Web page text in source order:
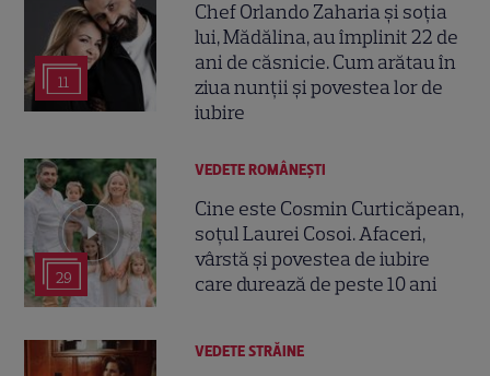
11
Chef Orlando Zaharia și soția
lui, Mădălina, au împlinit 22 de
ani de căsnicie. Cum arătau în
ziua nunții și povestea lor de
iubire
29
VEDETE ROMÂNEŞTI
Cine este Cosmin Curticăpean,
soțul Laurei Cosoi. Afaceri,
vârstă și povestea de iubire
care durează de peste 10 ani
VEDETE STRĂINE